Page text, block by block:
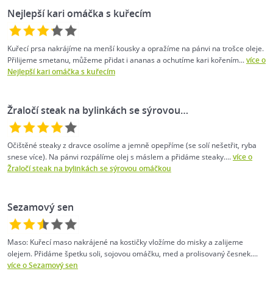
Nejlepší kari omáčka s kuřecím
Kuřecí prsa nakrájíme na menší kousky a opražíme na pánvi na trošce oleje.
Přilijeme smetanu, můžeme přidat i ananas a ochutíme kari kořením...více o
Nejlepší kari omáčka s kuřecím
Žraločí steak na bylinkách se sýrovou…
Očištěné steaky z dravce osolíme a jemně opepříme (se solí nešetřit, ryba
snese více). Na pánvi rozpálíme olej s máslem a přidáme steaky....více o
Žraločí steak na bylinkách se sýrovou omáčkou
Sezamový sen
Maso: Kuřecí maso nakrájené na kostičky vložíme do misky a zalijeme
olejem. Přidáme špetku soli, sojovou omáčku, med a prolisovaný česnek....
více o Sezamový sen